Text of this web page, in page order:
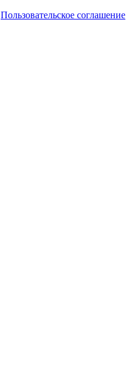
Пользовательское соглашение